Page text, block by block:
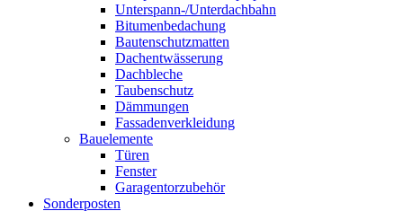
Unterspann-/Unterdachbahn
Bitumenbedachung
Bautenschutzmatten
Dachentwässerung
Dachbleche
Taubenschutz
Dämmungen
Fassadenverkleidung
Bauelemente
Türen
Fenster
Garagentorzubehör
Sonderposten